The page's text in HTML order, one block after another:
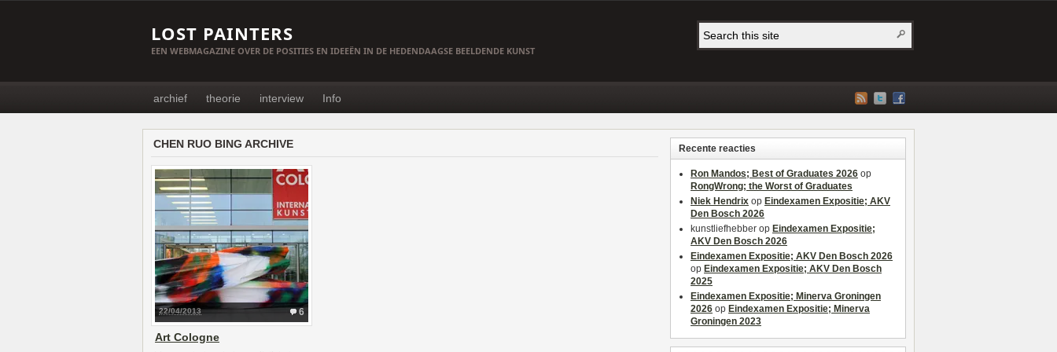
LOST PAINTERS
EEN WEBMAGAZINE OVER DE POSITIES EN IDEEËN IN DE HEDENDAAGSE BEELDENDE KUNST
archief theorie interview Info
CHEN RUO BING ARCHIVE
6
22/04/2013
Art Cologne
Recente reacties
Ron Mandos; Best of Graduates 2026 op
RongWrong; the Worst of Graduates
Niek Hendrix op Eindexamen Expositie; AKV
Den Bosch 2026
kunstliefhebber op Eindexamen Expositie;
AKV Den Bosch 2026
Eindexamen Expositie; AKV Den Bosch 2026
op Eindexamen Expositie; AKV Den Bosch
2025
Eindexamen Expositie; Minerva Groningen
2026 op Eindexamen Expositie; Minerva
Groningen 2023